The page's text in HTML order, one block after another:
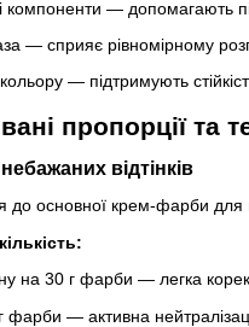
компоненти — допомагають
— сприяє рівномірному
— підтримують
пропорції та
відтінків
до основної крем-фарби для
на 30 г фарби — легка
фарби — активна